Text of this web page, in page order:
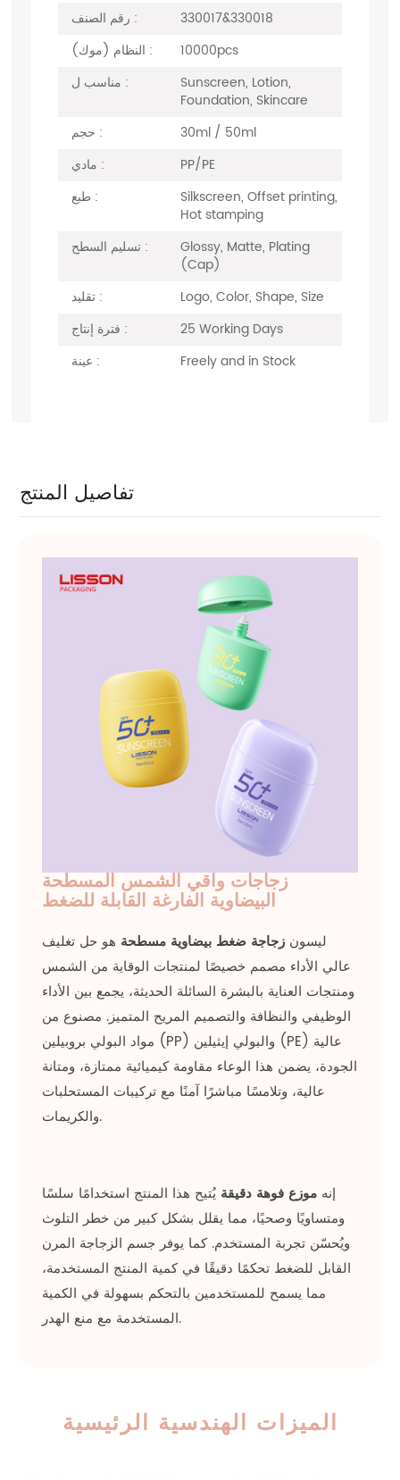
رقم الصنف :
330017&330018
النظام (موك) :
10000pcs
مناسب ل :
Sunscreen, Lotion,
Foundation, Skincare
حجم :
30ml / 50ml
مادي :
PP/PE
طبع :
Silkscreen, Offset printing,
Hot stamping
تسليم السطح :
Glossy, Matte, Plating
(Cap)
تقليد :
Logo, Color, Shape, Size
فترة إنتاج :
25 Working Days
عينة :
Freely and in Stock
تفاصيل المنتج
زجاجات واقي الشمس المسطحة
البيضاوية الفارغة القابلة للضغط
ليسون زجاجة ضغط بيضاوية مسطحة هو حل تغليف
عالي الأداء مصمم خصيصًا لمنتجات الوقاية من الشمس
ومنتجات العناية بالبشرة السائلة الحديثة، يجمع بين الأداء
الوظيفي والنظافة والتصميم المريح المتميز. مصنوع من
مواد البولي بروبيلين (PP) والبولي إيثيلين (PE) عالية
الجودة، يضمن هذا الوعاء مقاومة كيميائية ممتازة، ومتانة
عالية، وتلامسًا مباشرًا آمنًا مع تركيبات المستحلبات
والكريمات.
إنه موزع فوهة دقيقة يُتيح هذا المنتج استخدامًا سلسًا
ومتساويًا وصحيًا، مما يقلل بشكل كبير من خطر التلوث
ويُحسّن تجربة المستخدم. كما يوفر جسم الزجاجة المرن
القابل للضغط تحكمًا دقيقًا في كمية المنتج المستخدمة،
مما يسمح للمستخدمين بالتحكم بسهولة في الكمية
المستخدمة مع منع الهدر.
الميزات الهندسية الرئيسية